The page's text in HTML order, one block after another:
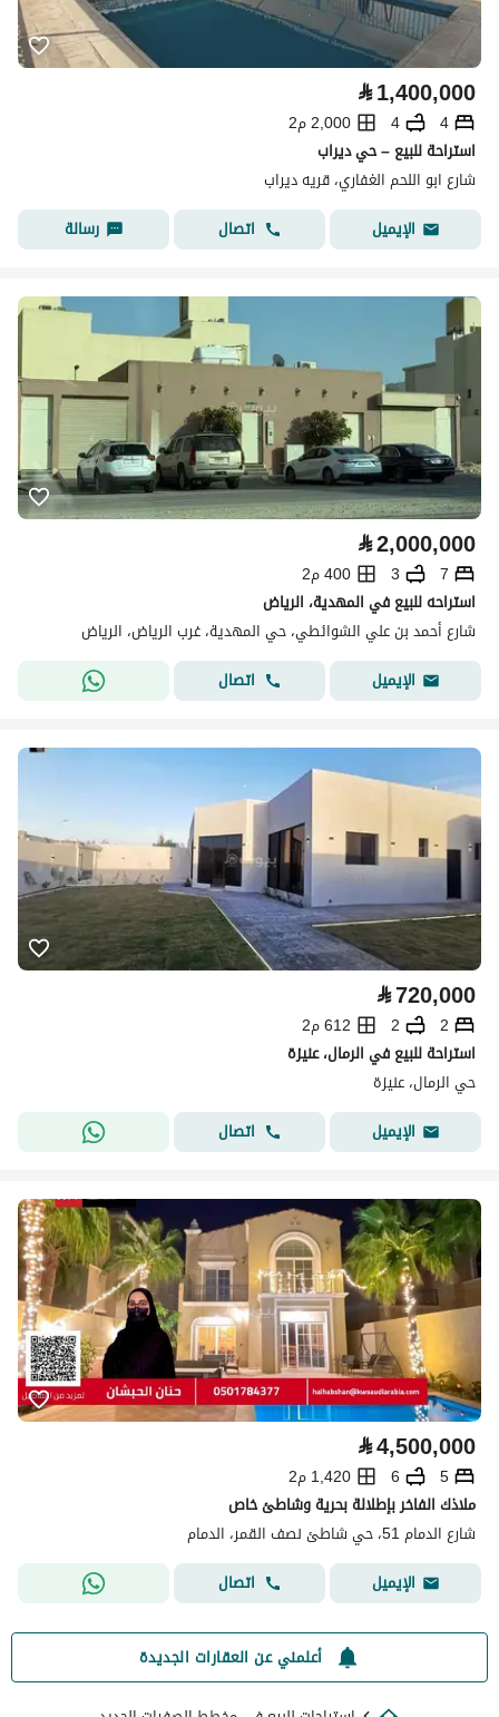
⃁1,400,000
4
4
2,000 م2
استراحة للبيع – حي ديراب
شارع ابو اللحم الغفاري، قريه ديراب
الإيميل
اتصال رسالة
⃁2,000,000
7
3
400 م2
استراحه للبيع في المهدية، الرياض
شارع أحمد بن علي الشوائطي، حي المهدية، غرب الرياض، الرياض
الإيميل
اتصال
⃁720,000
2
2
612 م2
استراحة للبيع في الرمال، عنيزة
حي الرمال، عنيزة
الإيميل
اتصال
⃁4,500,000
5
6
1,420 م2
ملاذك الفاخر بإطلالة بحرية وشاطئ خاص
شارع الدمام 51، حي شاطئ نصف القمر، الدمام
الإيميل
اتصال
أعلمني عن العقارات الجديدة